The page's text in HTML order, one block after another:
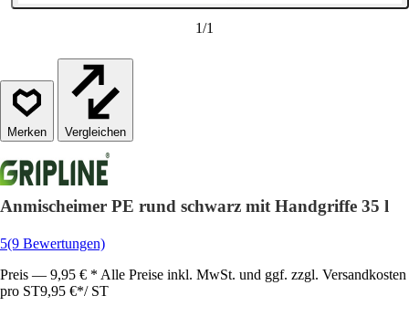
1/1
Vergleichen
Anmischeimer PE rund schwarz mit Handgriffe 35 l
5(9 Bewertungen)
Preis — 9,95 € * Alle Preise inkl. MwSt. und ggf. zzgl. Versandkosten
pro ST9,95 €*/ ST